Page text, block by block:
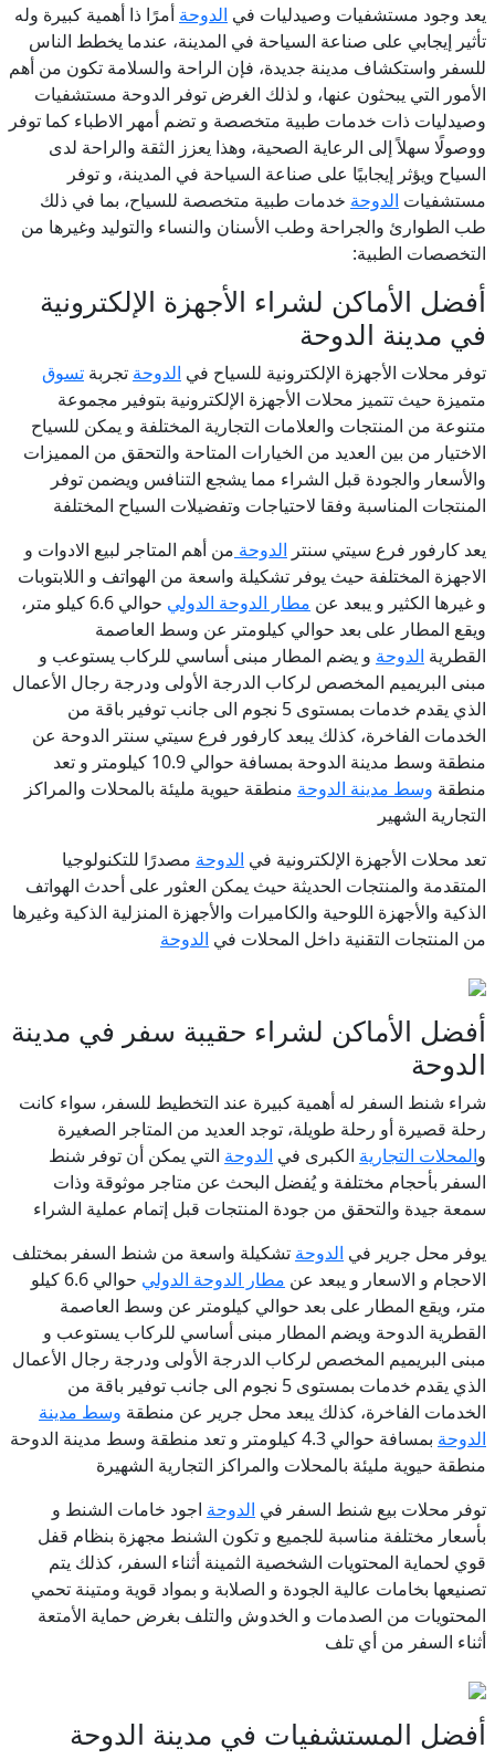
يعد وجود مستشفيات وصيدليات في الدوحة أمرًا ذا أهمية كبيرة وله
تأثير إيجابي على صناعة السياحة في المدينة، عندما يخطط الناس
للسفر واستكشاف مدينة جديدة، فإن الراحة والسلامة تكون من أهم
الأمور التي يبحثون عنها، و لذلك الغرض توفر الدوحة مستشفيات
وصيدليات ذات خدمات طبية متخصصة و تضم أمهر الاطباء كما توفر
ووصولًا سهلاً إلى الرعاية الصحية، وهذا يعزز الثقة والراحة لدى
السياح ويؤثر إيجابيًا على صناعة السياحة في المدينة، و توفر
مستشفيات الدوحة خدمات طبية متخصصة للسياح، بما في ذلك
طب الطوارئ والجراحة وطب الأسنان والنساء والتوليد وغيرها من
التخصصات الطبية:
أفضل الأماكن لشراء الأجهزة الإلكترونية
في مدينة الدوحة
توفر محلات الأجهزة الإلكترونية للسياح في الدوحة تجربة تسوق
متميزة حيث تتميز محلات الأجهزة الإلكترونية بتوفير مجموعة
متنوعة من المنتجات والعلامات التجارية المختلفة و يمكن للسياح
الاختيار من بين العديد من الخيارات المتاحة والتحقق من المميزات
والأسعار والجودة قبل الشراء مما يشجع التنافس ويضمن توفر
المنتجات المناسبة وفقا لاحتياجات وتفضيلات السياح المختلفة
يعد كارفور فرع سيتي سنتر الدوحة من أهم المتاجر لبيع الادوات و
الاجهزة المختلفة حيث يوفر تشكيلة واسعة من الهواتف و اللابتوبات
و غيرها الكثير و يبعد عن مطار الدوحة الدولي
حوالي 6.6 كيلو متر،
ويقع المطار على بعد حوالي كيلومتر عن وسط العاصمة
القطرية الدوحة و يضم المطار مبنى أساسي للركاب يستوعب و
مبنى البريميم المخصص لركاب الدرجة الأولى ودرجة رجال الأعمال
الذي يقدم خدمات بمستوى 5 نجوم الى جانب توفير باقة من
الخدمات الفاخرة، كذلك يبعد كارفور فرع سيتي سنتر الدوحة عن
منطقة وسط مدينة الدوحة بمسافة حوالي 10.9 كيلومتر و تعد
منطقة وسط مدينة الدوحة منطقة حيوية مليئة بالمحلات والمراكز
التجارية الشهير
تعد محلات الأجهزة الإلكترونية في الدوحة مصدرًا للتكنولوجيا
المتقدمة والمنتجات الحديثة حيث يمكن العثور على أحدث الهواتف
الذكية والأجهزة اللوحية والكاميرات والأجهزة المنزلية الذكية وغيرها
من المنتجات التقنية داخل المحلات في الدوحة
أفضل الأماكن لشراء حقيبة سفر في مدينة
الدوحة
شراء شنط السفر له أهمية كبيرة عند التخطيط للسفر، سواء كانت
رحلة قصيرة أو رحلة طويلة، توجد العديد من المتاجر الصغيرة
والمحلات التجارية الكبرى في الدوحة التي يمكن أن توفر شنط
السفر بأحجام مختلفة و يُفضل البحث عن متاجر موثوقة وذات
سمعة جيدة والتحقق من جودة المنتجات قبل إتمام عملية الشراء
يوفر محل جرير في الدوحة تشكيلة واسعة من شنط السفر بمختلف
الاحجام و الاسعار و يبعد عن مطار الدوحة الدولي
حوالي 6.6 كيلو
متر، ويقع المطار على بعد حوالي كيلومتر عن وسط العاصمة
القطرية الدوحة ويضم المطار مبنى أساسي للركاب يستوعب و
مبنى البريميم المخصص لركاب الدرجة الأولى ودرجة رجال الأعمال
الذي يقدم خدمات بمستوى 5 نجوم الى جانب توفير باقة من
الخدمات الفاخرة، كذلك يبعد محل جرير عن منطقة وسط مدينة
الدوحة
بمسافة حوالي 4.3 كيلومتر و تعد منطقة وسط مدينة الدوحة
منطقة حيوية مليئة بالمحلات والمراكز التجارية الشهيرة
توفر محلات بيع شنط السفر في الدوحة اجود خامات الشنط و
بأسعار مختلفة مناسبة للجميع و تكون الشنط مجهزة بنظام قفل
قوي لحماية المحتويات الشخصية الثمينة أثناء السفر، كذلك يتم
تصنيعها بخامات عالية الجودة و الصلابة و بمواد قوية ومتينة تحمي
المحتويات من الصدمات و الخدوش والتلف بغرض حماية الأمتعة
أثناء السفر من أي تلف
أفضل المستشفيات في مدينة الدوحة